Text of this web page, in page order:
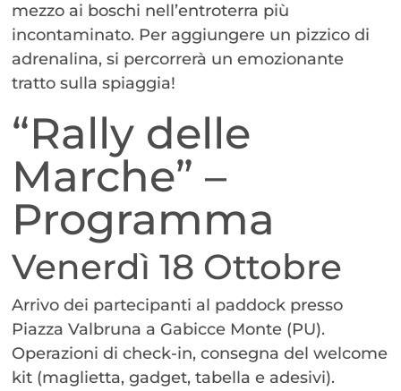
mezzo ai boschi nell’entroterra più
incontaminato. Per aggiungere un pizzico di
adrenalina, si percorrerà un emozionante
tratto sulla spiaggia!
“Rally delle
Marche” –
Programma
Venerdì 18 Ottobre
Arrivo dei partecipanti al paddock presso
Piazza Valbruna a Gabicce Monte (PU).
Operazioni di check-in, consegna del welcome
kit (maglietta, gadget, tabella e adesivi).